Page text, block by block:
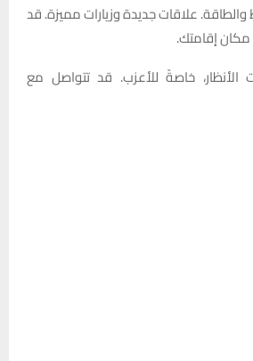
علاقات جديدة وزيارات مميزة. قد
إقامتك.
الأنظار، خاصةً للأعزب. قد تتواصل مع